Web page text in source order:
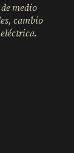
medio
cambio